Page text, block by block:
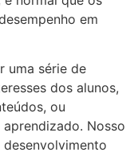
em
uma série de
dos alunos,
ou
Nosso